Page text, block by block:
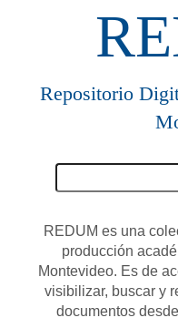
Repositorio
REDUM es una
producción
Montevideo. Es de
visibilizar, buscar y
documentos